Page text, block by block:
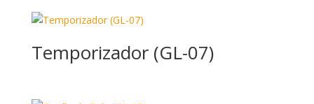
Temporizador (GL-07)